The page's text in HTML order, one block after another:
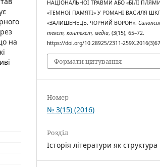
на
НАЦІОНАЛЬНОЇ ТРАВМИ АБО «БІЛІ
«ТЕМНОЇ ПАМЯТІ» У РОМАНІ ВАСИЛЯ
«ЗАЛИШЕНЕЦЬ. ЧОРНИЙ ВОРОН».
текст, контекст, медіа, (3(15), 65–72.
https://doi.org/10.28925/2311-
Формати цитування
Номер
№ 3(15) (2016)
Розділ
Історія літератури як структура